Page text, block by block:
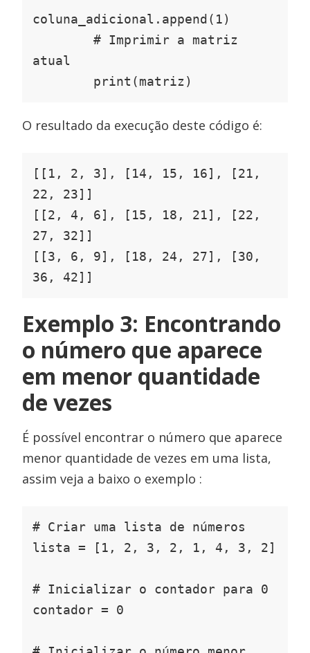
coluna_adicional.append(1)
        # Imprimir a matriz
atual
        print(matriz)
O resultado da execução deste código é:
[[1, 2, 3], [14, 15, 16], [21,
22, 23]]
[[2, 4, 6], [15, 18, 21], [22,
27, 32]]
[[3, 6, 9], [18, 24, 27], [30,
36, 42]]
Exemplo 3: Encontrando
o número que aparece
em menor quantidade
de vezes
É possível encontrar o número que aparece
menor quantidade de vezes em uma lista,
assim veja a baixo o exemplo :
# Criar uma lista de números
lista = [1, 2, 3, 2, 1, 4, 3, 2]
# Inicializar o contador para 0
contador = 0